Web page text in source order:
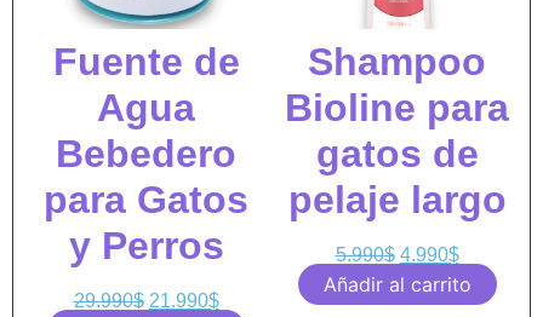
Fuente de
Agua
Bebedero
para Gatos
y Perros
29.990$ 21.990$
Shampoo
Bioline para
gatos de
pelaje largo
5.990$ 4.990$
Añadir al carrito